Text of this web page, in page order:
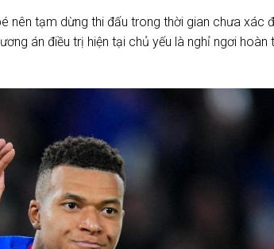
nên tạm dừng thi đấu trong thời gian chưa xác
án điều trị hiện tại chủ yếu là nghỉ ngơi